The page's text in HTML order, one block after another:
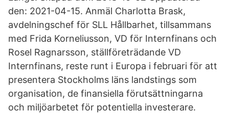
den: 2021-04-15. Anmäl Charlotta Brask,
avdelningschef för SLL Hållbarhet, tillsammans
med Frida Korneliusson, VD för Internfinans och
Rosel Ragnarsson, ställföreträdande VD
Internfinans, reste runt i Europa i februari för att
presentera Stockholms läns landstings som
organisation, de finansiella förutsättningarna
och miljöarbetet för potentiella investerare.